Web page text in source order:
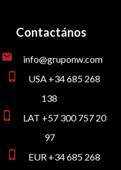
Contactános
mail info@gruponw.com
phone_iphone
USA +34 685 268
138
phone_iphone
LAT +57 300 757 20
97
phone_iphone
EUR +34 685 268